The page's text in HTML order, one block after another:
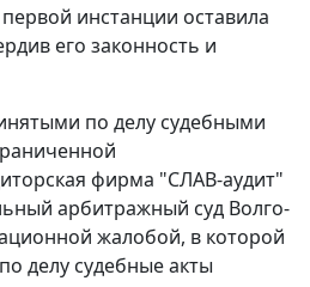
инстанции оставила
его законность и
по делу судебными
фирма "СЛАВ-аудит"
арбитражный суд Волго-
жалобой, в которой
делу судебные акты